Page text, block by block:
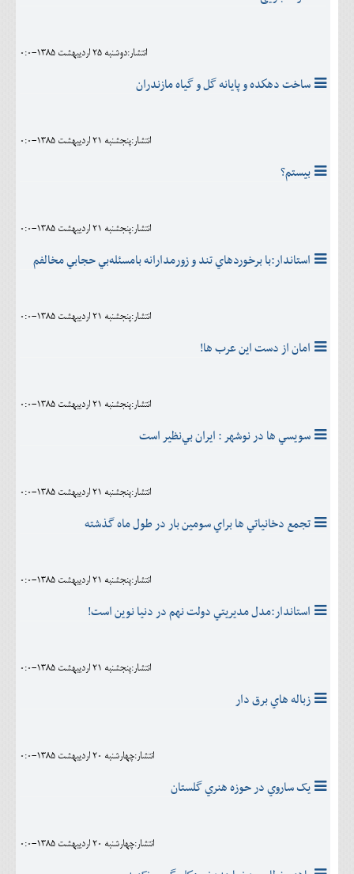
انتشار:دوشنبه 25 ارديبهشت 1385-0:0
ساخت دهكده و پايانه گل و گياه مازندران
انتشار:پنجشنبه 21 ارديبهشت 1385-0:0
بيستم؟
انتشار:پنجشنبه 21 ارديبهشت 1385-0:0
استاندار:با برخوردهاي تند و زورمدارانه بامسئله‌بي حجابي مخالفم
انتشار:پنجشنبه 21 ارديبهشت 1385-0:0
امان از دست اين عرب ها!
انتشار:پنجشنبه 21 ارديبهشت 1385-0:0
سويسي ها در نوشهر : ايران بي‌نظير است
انتشار:پنجشنبه 21 ارديبهشت 1385-0:0
تجمع دخانياتي ها براي سومين بار در طول ماه گذشته‌
انتشار:پنجشنبه 21 ارديبهشت 1385-0:0
استاندار:مدل مديريتي دولت نهم در دنيا نوين است!
انتشار:پنجشنبه 21 ارديبهشت 1385-0:0
زباله هاي برق دار
انتشار:چهارشنبه 20 ارديبهشت 1385-0:0
يک ساروي در حوزه هنري گلستان
انتشار:چهارشنبه 20 ارديبهشت 1385-0:0